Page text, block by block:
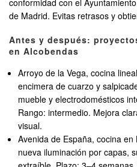
conformidad con el
de Madrid. Evitas retrasos y
Antes y después:
en Alcobendas
Arroyo de la Vega, cocina
encimera de cuarzo y
mueble y electrodomésticos
Rango: intermedio. Mejora
visual.
Avenida de España, cocina
nueva iluminación por capas,